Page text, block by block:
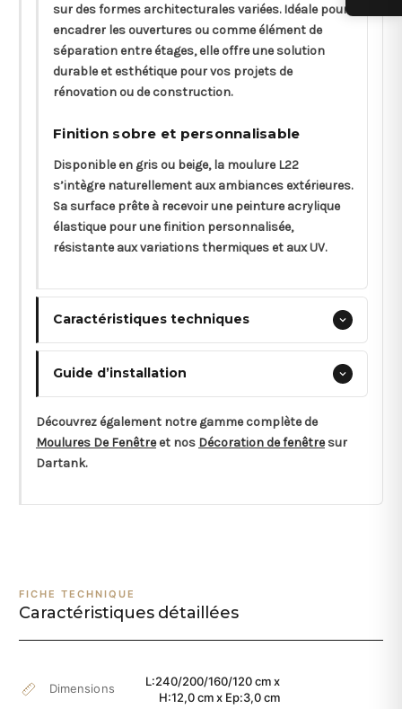
sur des formes architecturales variées. Idéale pour
encadrer les ouvertures ou comme élément de
séparation entre étages, elle offre une solution
durable et esthétique pour vos projets de
rénovation ou de construction.
Finition sobre et personnalisable
Disponible en gris ou beige, la moulure L22
s’intègre naturellement aux ambiances extérieures.
Sa surface prête à recevoir une peinture acrylique
élastique pour une finition personnalisée,
résistante aux variations thermiques et aux UV.
Caractéristiques techniques
Guide d’installation
Découvrez également notre gamme complète de
Moulures De Fenêtreet nos Décoration de fenêtresur
Dartank.
FICHE TECHNIQUE
Caractéristiques détaillées
Dimensions
L:240/200/160/120 cm x
H:12,0 cm x Ep:3,0 cm